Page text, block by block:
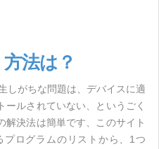
法は？
しがちな問題は、デバイスに適
ルされていない、というごく
解決法は簡単です、このサイト
ログラムのリストから、1つ